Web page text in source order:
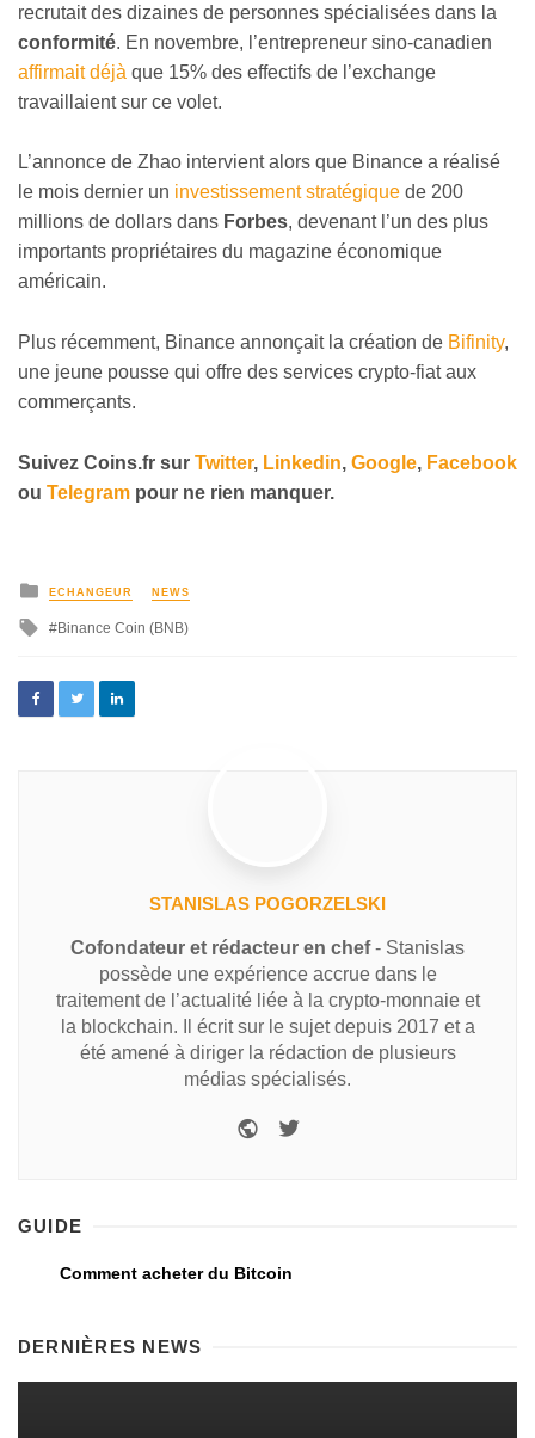
recrutait des dizaines de personnes spécialisées dans la
conformité. En novembre, l’entrepreneur sino-canadien
affirmait déjà que 15% des effectifs de l’exchange
travaillaient sur ce volet.
L’annonce de Zhao intervient alors que Binance a réalisé
le mois dernier un investissement stratégique de 200
millions de dollars dans Forbes, devenant l’un des plus
importants propriétaires du magazine économique
américain.
Plus récemment, Binance annonçait la création de Bifinity,
une jeune pousse qui offre des services crypto-fiat aux
commerçants.
Suivez Coins.fr sur Twitter, Linkedin, Google, Facebook
ou Telegram pour ne rien manquer.
ECHANGEUR NEWS
Binance Coin (BNB)
STANISLAS POGORZELSKI
Cofondateur et rédacteur en chef- Stanislas
possède une expérience accrue dans le
traitement de l’actualité liée à la crypto-monnaie et
la blockchain. Il écrit sur le sujet depuis 2017 et a
été amené à diriger la rédaction de plusieurs
médias spécialisés.
GUIDE
Comment acheter du Bitcoin
DERNIÈRES NEWS